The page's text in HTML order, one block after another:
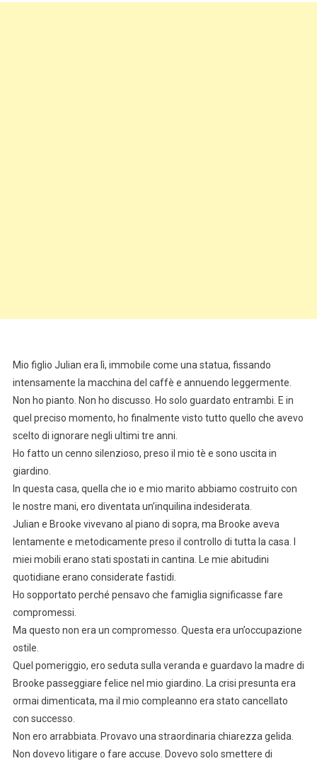
Mio figlio Julian era lì, immobile come una statua, fissando
intensamente la macchina del caffè e annuendo leggermente.
Non ho pianto. Non ho discusso. Ho solo guardato entrambi. E in
quel preciso momento, ho finalmente visto tutto quello che avevo
scelto di ignorare negli ultimi tre anni.
Ho fatto un cenno silenzioso, preso il mio tè e sono uscita in
giardino.
In questa casa, quella che io e mio marito abbiamo costruito con
le nostre mani, ero diventata un’inquilina indesiderata.
Julian e Brooke vivevano al piano di sopra, ma Brooke aveva
lentamente e metodicamente preso il controllo di tutta la casa. I
miei mobili erano stati spostati in cantina. Le mie abitudini
quotidiane erano considerate fastidi.
Ho sopportato perché pensavo che famiglia significasse fare
compromessi.
Ma questo non era un compromesso. Questa era un’occupazione
ostile.
Quel pomeriggio, ero seduta sulla veranda e guardavo la madre di
Brooke passeggiare felice nel mio giardino. La crisi presunta era
ormai dimenticata, ma il mio compleanno era stato cancellato
con successo.
Non ero arrabbiata. Provavo una straordinaria chiarezza gelida.
Non dovevo litigare o fare accuse. Dovevo solo smettere di